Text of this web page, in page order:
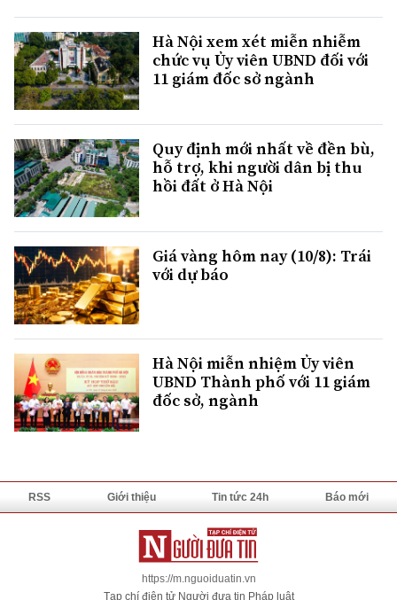
Hà Nội xem xét miễn nhiễm
chức vụ Ủy viên UBND đối với
11 giám đốc sở ngành
Quy định mới nhất về đền bù,
hỗ trợ, khi người dân bị thu
hồi đất ở Hà Nội
Giá vàng hôm nay (10/8): Trái
với dự báo
Hà Nội miễn nhiệm Ủy viên
UBND Thành phố với 11 giám
đốc sở, ngành
RSS Giới thiệu Tin tức 24h Báo mới
https://m.nguoiduatin.vn
Tạp chí điện tử Người đưa tin Pháp luật